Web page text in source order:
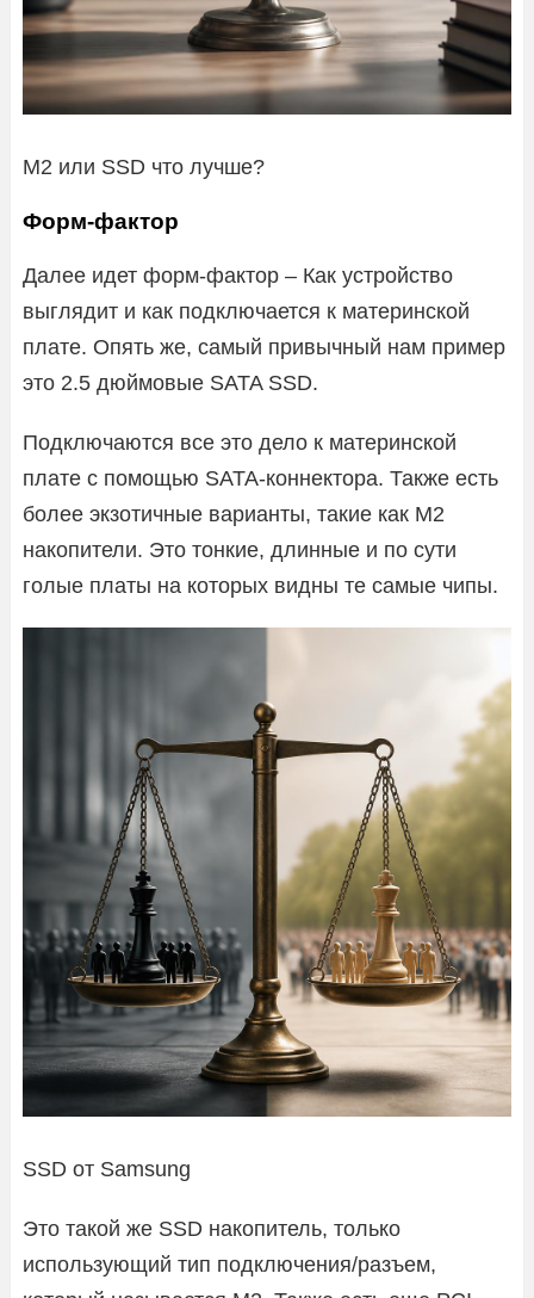
M2 или SSD что лучше?
Форм-фактор
Далее идет форм-фактор – Как устройство
выглядит и как подключается к материнской
плате. Опять же, самый привычный нам пример
это 2.5 дюймовые SATA SSD.
Подключаются все это дело к материнской
плате с помощью SATA-коннектора. Также есть
более экзотичные варианты, такие как M2
накопители. Это тонкие, длинные и по сути
голые платы на которых видны те самые чипы.
SSD от Samsung
Это такой же SSD накопитель, только
использующий тип подключения/разъем,